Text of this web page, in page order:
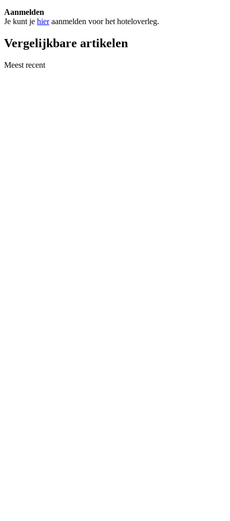
Aanmelden
Je kunt je hieraanmelden voor het hoteloverleg.
Vergelijkbare artikelen
Meest recent